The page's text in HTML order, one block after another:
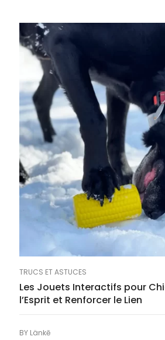
TRUCS ET ASTUCES
Les Jouets Interactifs pour
l’Esprit et Renforcer le Lien
BY Länkē